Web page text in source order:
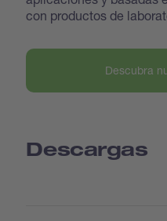
con productos de
Descubra
Descargas